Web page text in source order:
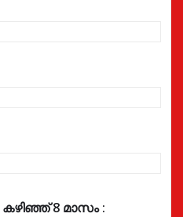
8 മാസം :